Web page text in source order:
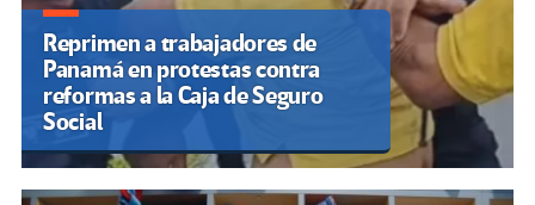
Reprimen a trabajadores de
Panamá en protestas contra
reformas a la Caja de Seguro
Social